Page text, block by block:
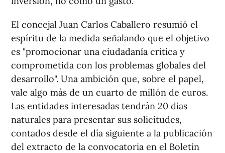
El concejal Juan Carlos Caballero resumió el
espíritu de la medida señalando que el objetivo
es "promocionar una ciudadanía crítica y
comprometida con los problemas globales del
desarrollo". Una ambición que, sobre el papel,
vale algo más de un cuarto de millón de euros.
Las entidades interesadas tendrán 20 días
naturales para presentar sus solicitudes,
contados desde el día siguiente a la publicación
del extracto de la convocatoria en el Boletín